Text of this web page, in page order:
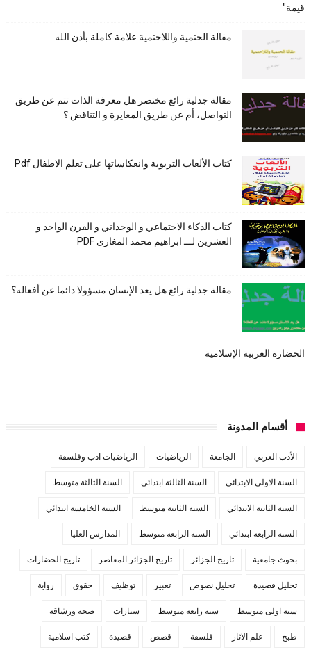
قيمة"
مقالة الحتمية واللاحتمية علامة كاملة بأذن الله
مقالة جدلية رائع مختصر هل معرفة الذات تتم عن طريق
التواصل، أم عن طريق المغايرة و التناقض ؟
كتاب الألعاب التربوية وانعكاساتها على تعلم الاطفال Pdf
كتاب الذكاء الاجتماعي و الوجداني و القرن الواحد و
العشرين لـــ ابراهيم محمد المغازى PDF
مقالة جدلية رائع هل يعد الإنسان مسؤولا دائما عن أفعاله؟
الحضارة العربية الإسلامية
أقسام المدونة
الأدب العربي الجامعة الرياضيات الرياضيات ادب وفلسفة
السنة الاولى الابتدائي السنة الثالثة ابتدائي السنة الثالثة متوسط
السنة الثانية الابتدائي السنة الثانية متوسط السنة الخامسة ابتدائي
السنة الرابعة ابتدائي السنة الرابعة متوسط المدارس العليا
بحوث جامعية تاريخ الجزائر تاريخ الجزائر المعاصر تاريخ الحضارات
تحليل قصيدة تحليل نصوص تعبير توظيف حقوق رواية
سنة اولى متوسط سنة رابعة متوسط سيارات صحة ورشاقة
طبخ علم الاثار فلسفة قصص قصيدة كتب اسلامية